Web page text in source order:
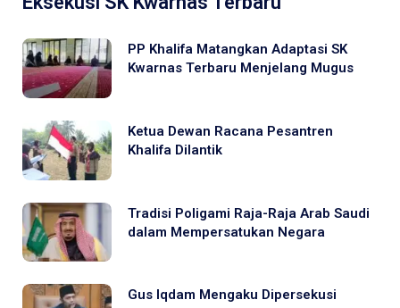
PP Khalifa Matangkan Adaptasi SK
Kwarnas Terbaru Menjelang Mugus
Ketua Dewan Racana Pesantren
Khalifa Dilantik
Tradisi Poligami Raja-Raja Arab Saudi
dalam Mempersatukan Negara
Gus Iqdam Mengaku Dipersekusi